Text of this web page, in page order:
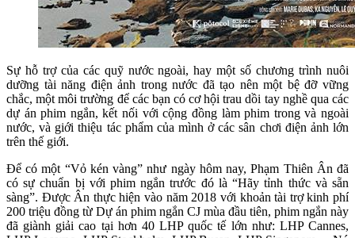
Sự hỗ trợ của các quỹ nước ngoài, hay một số chương trình nuôi
dưỡng tài năng điện ảnh trong nước đã tạo nên một bệ đỡ vững
chắc, một môi trường để các bạn có cơ hội trau dồi tay nghề qua các
dự án phim ngắn, kết nối với cộng đồng làm phim trong và ngoài
nước, và giới thiệu tác phẩm của mình ở các sân chơi điện ảnh lớn
trên thế giới.
Để có một “Vỏ kén vàng” như ngày hôm nay, Phạm Thiên Ân đã
có sự chuẩn bị với phim ngắn trước đó là “Hãy tỉnh thức và sẵn
sàng”. Được Ân thực hiện vào năm 2018 với khoản tài trợ kinh phí
200 triệu đồng từ Dự án phim ngắn CJ mùa đầu tiên, phim ngắn này
đã giành giải cao tại hơn 40 LHP quốc tế lớn như: LHP Cannes,